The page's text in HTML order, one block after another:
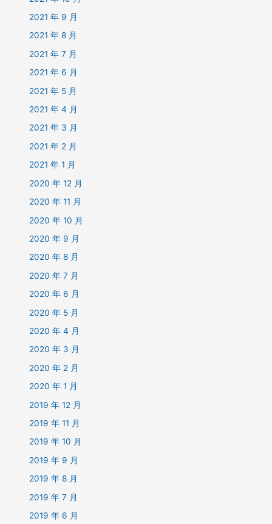
2021 年 9 月
2021 年 8 月
2021 年 7 月
2021 年 6 月
2021 年 5 月
2021 年 4 月
2021 年 3 月
2021 年 2 月
2021 年 1 月
2020 年 12 月
2020 年 11 月
2020 年 10 月
2020 年 9 月
2020 年 8 月
2020 年 7 月
2020 年 6 月
2020 年 5 月
2020 年 4 月
2020 年 3 月
2020 年 2 月
2020 年 1 月
2019 年 12 月
2019 年 11 月
2019 年 10 月
2019 年 9 月
2019 年 8 月
2019 年 7 月
2019 年 6 月